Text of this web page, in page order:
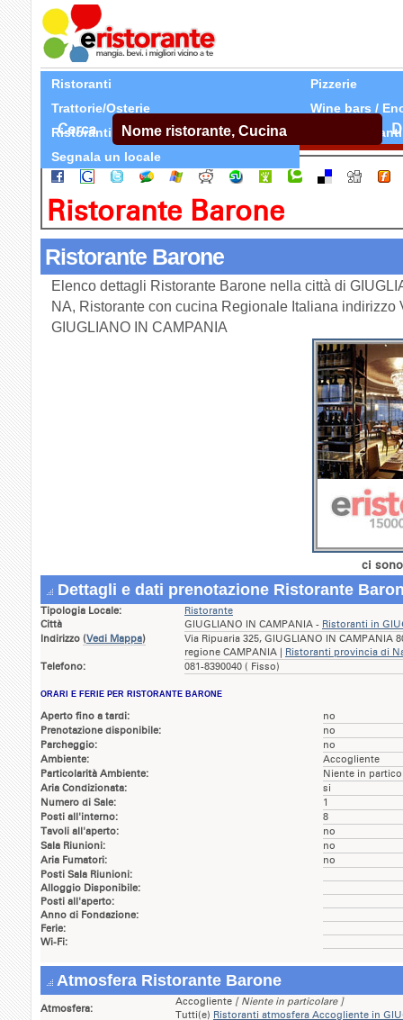
Ristoranti
Pizzerie
Trattorie/Osterie
Wine bars /
Ristoranti Etnici
Tutti Ristoranti
Segnala un locale
Cerca
Ristorante Barone
Ristorante Barone
Elenco dettagli Ristorante Barone nella città di
NA, Ristorante con cucina Regionale Italiana indirizzo
GIUGLIANO IN CAMPANIA
ci
Dettagli e dati prenotazione Ristorante
Tipologia Locale:
Ristorante
Città
GIUGLIANO IN CAMPANIA - Ristoranti in
Indirizzo (Vedi Mappa)
Via Ripuaria 325, GIUGLIANO IN CAMPANIA
regione CAMPANIA | Ristoranti provincia di
Telefono:
081-8390040 ( Fisso)
ORARI E FERIE PER RISTORANTE BARONE
Aperto fino a tardi:
no
Prenotazione disponibile:
no
Parcheggio:
no
Ambiente:
Accogliente
Particolarità Ambiente:
Niente in
Aria Condizionata:
si
Numero di Sale:
1
Posti all'interno:
8
Tavoli all'aperto:
no
Sala Riunioni:
no
Aria Fumatori:
no
Posti Sala Riunioni:
Alloggio Disponibile:
Posti all'aperto:
Anno di Fondazione:
Ferie:
Wi-Fi:
Atmosfera Ristorante Barone
Atmosfera:
Accogliente [ Niente in particolare ]
Tutti(e) Ristoranti atmosfera Accogliente in